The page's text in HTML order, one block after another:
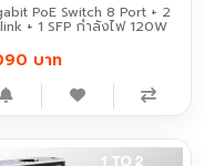
PoE Switch 8 Port + 2
+ 1 SFP กำลังไฟ 120W
บาท